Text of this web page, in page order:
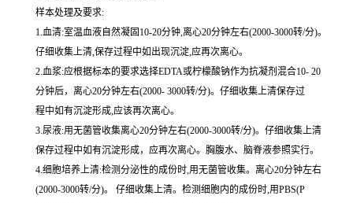
样本处理及要求:
1.血清:室温血液自然凝固10-20分钟,离心20分钟左右(2000-3000转/分)。
仔细收集上清,保存过程中如出现沉淀,应再次离心。
2.血浆:应根据标本的要求选择EDTA或柠檬酸钠作为抗凝剂混合10- 20
分钟后，离心20分钟左右(2000- 3000转/分)。仔细收集上清保存过
程中如有沉淀形成,应该再次离心。
3.尿液:用无菌管收集离心20分钟左右(2000-3000转/分)。仔细收集上清
保存过程中如有沉淀形成，应再次离心。胸腹水、脑脊液参照实行。
4.细胞培养上清:检测分泌性的成份时,用无菌管收集。离心20分钟左右
(2000-3000转/分)。 仔细收集上清。检测细胞内的成份时,用PBS(P